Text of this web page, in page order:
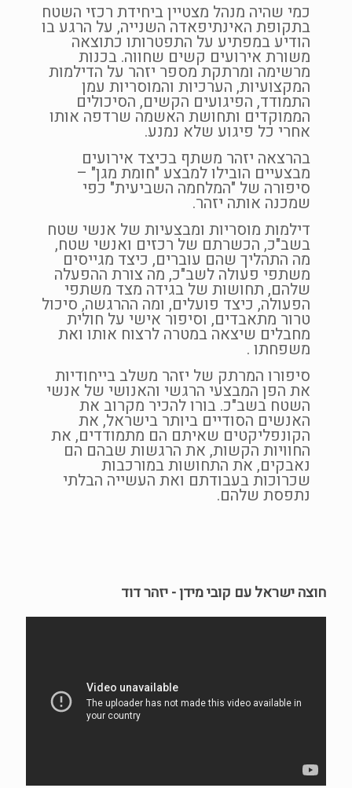
כמי שהיה מנהל מצטיין ביחידת רכזי השטח
בתקופת האינתיפאדה השנייה, על הרגע בו
הודיע במפתיע על התפטרותו כתוצאה
משורת אירועים קשים שחווה. בכנות
מרשימה ומרתקת מספר יזהר על הדילמות
המקצועיות, הערכיות והמוסריות עמן
התמודד, הפיגועים הקשים, הסיכולים
הממוקדים ותחושת האשמה שרדפה אותו
אחרי כל פיגוע שלא נמנע.
בהרצאה יזהר משתף בכיצד אירועים
מבצעיים הובילו למבצע "חומת מגן" –
סיפורה של "המלחמה השביעית" כפי
שמכנה אותה יזהר.
דילמות מוסריות ומבצעיות של אנשי שטח
בשב"כ, הכשרתם של רכזים ואנשי שטח,
מה התהליך שהם עוברים, כיצד מגייסים
משתפי פעולה לשב"כ, מה צורת ההפעלה
שלהם, תחושות של בגידה מצד משתפי
הפעולה, כיצד פועלים, ומה ההרגשה, סיכול
טרור מתאבדים, וסיפור אישי על חולית
מחבלים שיצאה במטרה לרצוח אותו ואת
משפחתו .
סיפורו המרתק של יזהר משלב בייחודיות
את הפן המבצעי הרגשי והאנושי של אנשי
השטח בשב"כ. בורו להכיר מקרוב את
האנשים הסודיים ביותר בישראל, את
הקונפליקטים שאיתם הם מתמודדים, את
החוויות הקשות, את הרגשות שבהם הם
נאבקים, את התחושות במורכבות
שכרוכות בעבודתם ואת העשייה הבלתי
נתפסת שלהם.
חוצה ישראל עם קובי מידן - יזהר דוד